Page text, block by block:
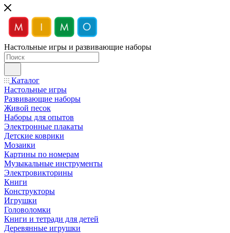
Настольные игры и развивающие наборы
Каталог
Настольные игры
Развивающие наборы
Живой песок
Наборы для опытов
Электронные плакаты
Детские коврики
Мозаики
Картины по номерам
Музыкальные инструменты
Электровикторины
Книги
Конструкторы
Игрушки
Головоломки
Книги и тетради для детей
Деревянные игрушки